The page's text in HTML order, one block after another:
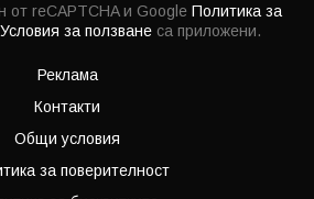
от reCAPTCHA и Google Политика за
Условия за ползване са приложени.
Реклама
Контакти
Общи условия
за поверителност